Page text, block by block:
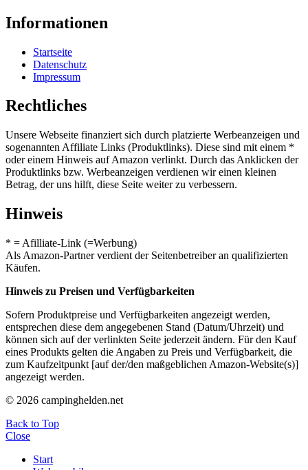
Informationen
Startseite
Datenschutz
Impressum
Rechtliches
Unsere Webseite finanziert sich durch platzierte Werbeanzeigen und
sogenannten Affiliate Links (Produktlinks). Diese sind mit einem *
oder einem Hinweis auf Amazon verlinkt. Durch das Anklicken der
Produktlinks bzw. Werbeanzeigen verdienen wir einen kleinen
Betrag, der uns hilft, diese Seite weiter zu verbessern.
Hinweis
* = Afilliate-Link (=Werbung)
Als Amazon-Partner verdient der Seitenbetreiber an qualifizierten
Käufen.
Hinweis zu Preisen und Verfügbarkeiten
Sofern Produktpreise und Verfügbarkeiten angezeigt werden,
entsprechen diese dem angegebenen Stand (Datum/Uhrzeit) und
können sich auf der verlinkten Seite jederzeit ändern. Für den Kauf
eines Produkts gelten die Angaben zu Preis und Verfügbarkeit, die
zum Kaufzeitpunkt [auf der/den maßgeblichen Amazon-Website(s)]
angezeigt werden.
© 2026 campinghelden.net
Back to Top
Close
Start